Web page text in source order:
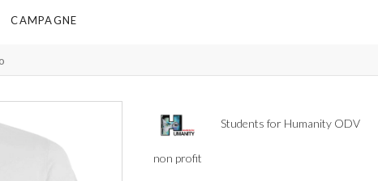
CAMPAGNE
Students for Humanity ODV
non profit